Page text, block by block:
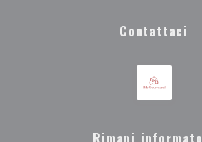
Contattaci
Rimani informato